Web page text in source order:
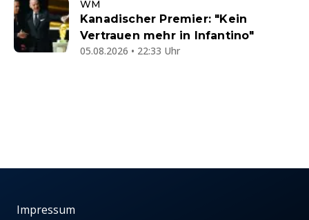
WM
Kanadischer Premier: "Kein
Vertrauen mehr in Infantino"
05.08.2026 • 22:33 Uhr
Impressum